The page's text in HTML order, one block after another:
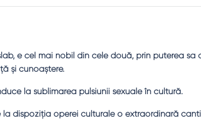
e cel mai nobil din cele două, prin puterea sa
şi cunoaştere.
la sublimarea pulsiunii sexuale în cultură.
la dispoziţia operei culturale o extraordinară